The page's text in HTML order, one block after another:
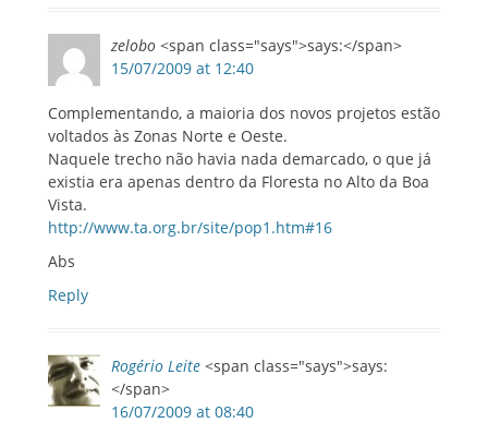
zelobo <span class="says">says:</span>
15/07/2009 at 12:40
Complementando, a maioria dos novos projetos estão
voltados às Zonas Norte e Oeste.
Naquele trecho não havia nada demarcado, o que já
existia era apenas dentro da Floresta no Alto da Boa
Vista.
http://www.ta.org.br/site/pop1.htm#16
Abs
Reply
Rogério Leite <span class="says">says:
</span>
16/07/2009 at 08:40